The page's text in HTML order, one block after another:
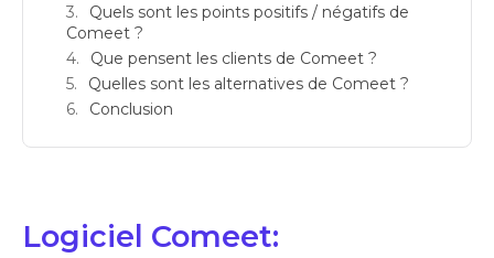
Quels sont les points positifs / négatifs de
Comeet ?
Que pensent les clients de Comeet ?
Quelles sont les alternatives de Comeet ?
Conclusion
Logiciel Comeet: